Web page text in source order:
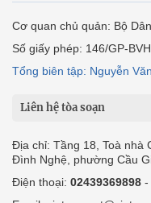
Cơ quan chủ quản: Bộ
Số giấy phép: 146/GP-
Tổng biên tập: Nguyễn
Liên hệ tòa soạn
Địa chỉ: Tầng 18, Toà nhà
Đình Nghệ, phường Cầu
Điện thoại: 02439369898 -